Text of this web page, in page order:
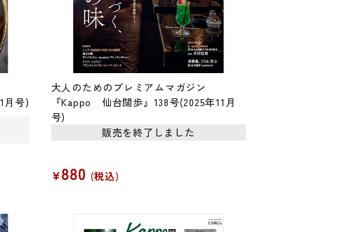
月号)
大人のためのプレミアムマガジン
『Kappo 仙台闊歩』138号(2025年11月
号)
販売を終了しました
¥880 税込